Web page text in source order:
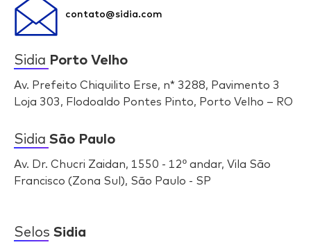
contato@sidia.com
Sidia Porto Velho
Av. Prefeito Chiquilito Erse, n* 3288, Pavimento 3
Loja 303, Flodoaldo Pontes Pinto, Porto Velho – RO
Sidia São Paulo
Av. Dr. Chucri Zaidan, 1550 - 12º andar, Vila São
Francisco (Zona Sul), São Paulo - SP
Selos Sidia